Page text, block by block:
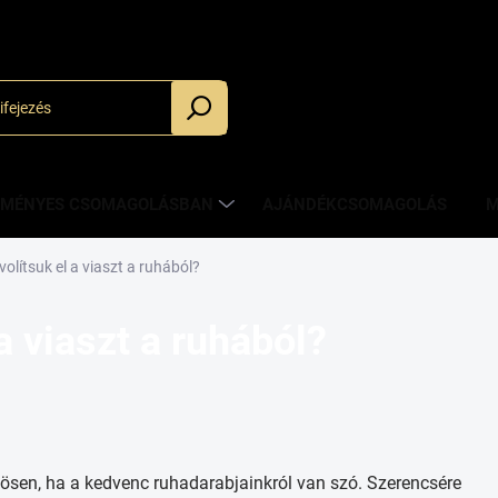
_
el a viaszt a ruhából?
ha a kedvenc ruhadarabjainkról van szó. Szerencsére